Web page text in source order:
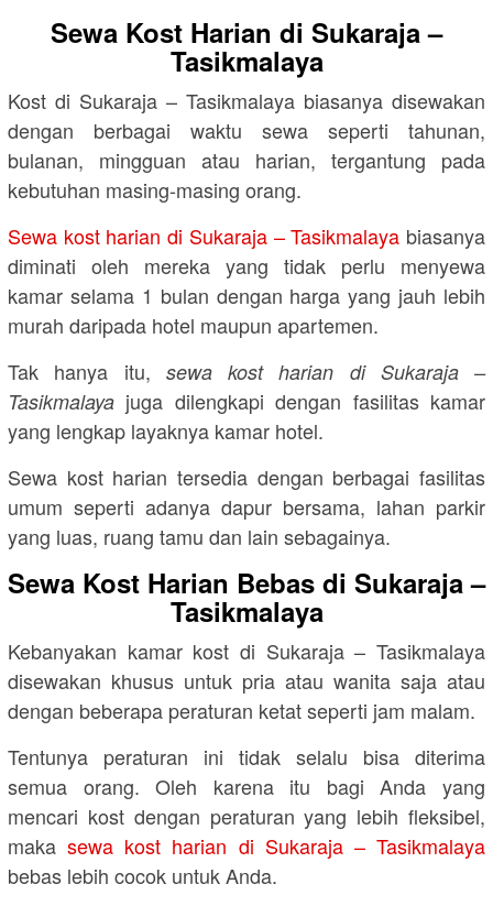
Sewa Kost Harian di Sukaraja –
Tasikmalaya
Kost di Sukaraja – Tasikmalaya biasanya disewakan
dengan berbagai waktu sewa seperti tahunan,
bulanan, mingguan atau harian, tergantung pada
kebutuhan masing-masing orang.
Sewa kost harian di Sukaraja – Tasikmalaya biasanya
diminati oleh mereka yang tidak perlu menyewa
kamar selama 1 bulan dengan harga yang jauh lebih
murah daripada hotel maupun apartemen.
Tak hanya itu, sewa kost harian di Sukaraja –
Tasikmalaya juga dilengkapi dengan fasilitas kamar
yang lengkap layaknya kamar hotel.
Sewa kost harian tersedia dengan berbagai fasilitas
umum seperti adanya dapur bersama, lahan parkir
yang luas, ruang tamu dan lain sebagainya.
Sewa Kost Harian Bebas di Sukaraja –
Tasikmalaya
Kebanyakan kamar kost di Sukaraja – Tasikmalaya
disewakan khusus untuk pria atau wanita saja atau
dengan beberapa peraturan ketat seperti jam malam.
Tentunya peraturan ini tidak selalu bisa diterima
semua orang. Oleh karena itu bagi Anda yang
mencari kost dengan peraturan yang lebih fleksibel,
makasewa kost harian di Sukaraja – Tasikmalaya
bebas lebih cocok untuk Anda.